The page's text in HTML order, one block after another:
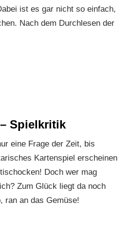
ist es gar nicht so einfach,
Nach dem Durchlesen der
Spielkritik
eine Frage der Zeit, bis
Kartenspiel erscheinen
Doch wer mag
Zum Glück liegt da noch
ran an das Gemüse!